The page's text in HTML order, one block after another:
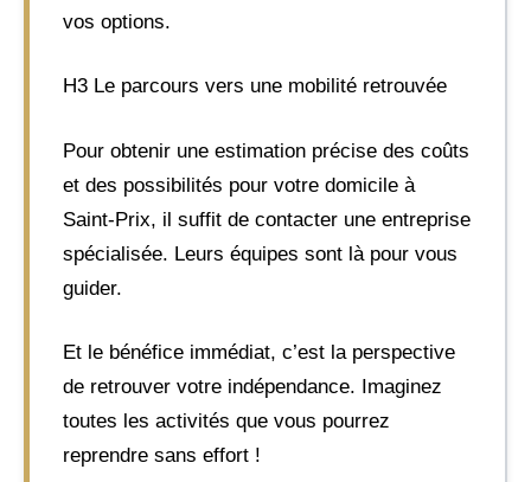
vos options.
H3 Le parcours vers une mobilité retrouvée
Pour obtenir une estimation précise des coûts
et des possibilités pour votre domicile à
Saint-Prix, il suffit de contacter une entreprise
spécialisée. Leurs équipes sont là pour vous
guider.
Et le bénéfice immédiat, c’est la perspective
de retrouver votre indépendance. Imaginez
toutes les activités que vous pourrez
reprendre sans effort !